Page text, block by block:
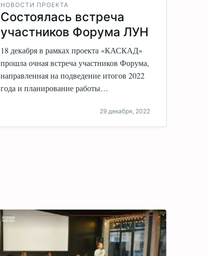
НОВОСТИ ПРОЕКТА
Состоялась встреча
участников Форума ЛУН
18 декабря в рамках проекта «КАСКАД»
прошла очная встреча участников Форума,
направленная на подведение итогов 2022
года и планирование работы…
29 декабря, 2022